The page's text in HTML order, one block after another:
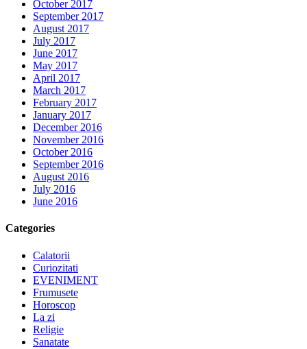
October 2017
September 2017
August 2017
July 2017
June 2017
May 2017
April 2017
March 2017
February 2017
January 2017
December 2016
November 2016
October 2016
September 2016
August 2016
July 2016
June 2016
Categories
Calatorii
Curiozitati
EVENIMENT
Frumusete
Horoscop
La zi
Religie
Sanatate